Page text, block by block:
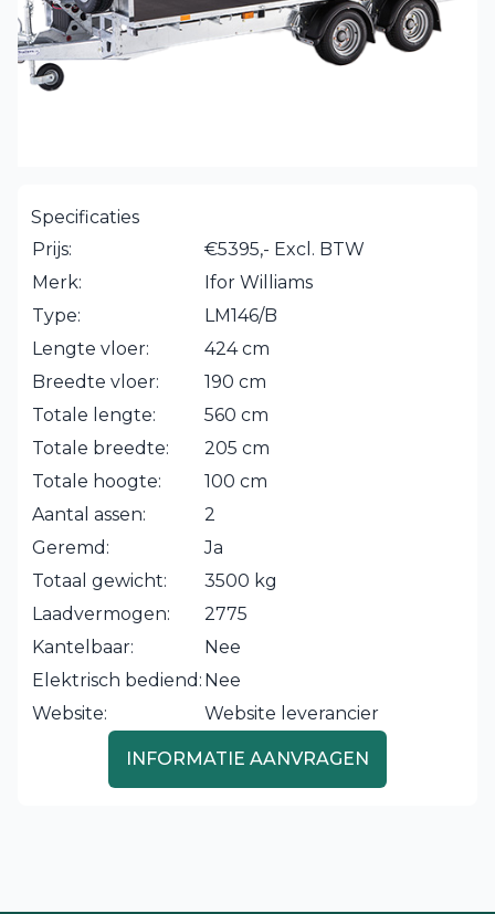
Specificaties
Prijs:
€5395,- Excl. BTW
Merk:
Ifor Williams
Type:
LM146/B
Lengte vloer:
424 cm
Breedte vloer:
190 cm
Totale lengte:
560 cm
Totale breedte:
205 cm
Totale hoogte:
100 cm
Aantal assen:
2
Geremd:
Ja
Totaal gewicht:
3500 kg
Laadvermogen:
2775
Kantelbaar:
Nee
Elektrisch bediend: Nee
Website:
Website leverancier
INFORMATIE AANVRAGEN